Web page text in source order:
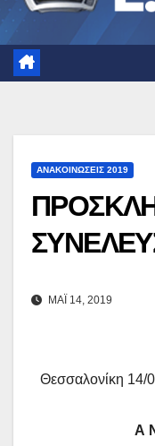
ΑΝΑΚΟΙΝΏΣΕΙΣ 2019
ΜΆΙ 14, 2019
Θεσσαλονίκη 14/
Α